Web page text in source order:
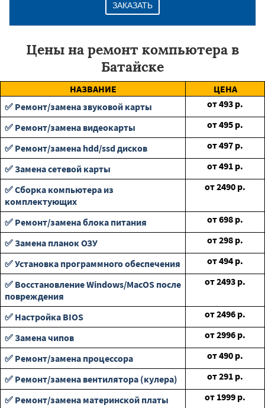
ЗАКАЗАТЬ
Цены на ремонт компьютера в
Батайске
НАЗВАНИЕ
ЦЕНА
✅ Ремонт/замена звуковой карты
от493 р.
✅ Ремонт/замена видеокарты
от495 р.
✅ Ремонт/замена hdd/ssd дисков
от497 р.
✅ Замена сетевой карты
от491 р.
✅ Сборка компьютера из
комплектующих
от2490 р.
✅ Ремонт/замена блока питания от698 р.
✅ Замена планок ОЗУ
от298 р.
✅ Установка программного обеспечения
от494 р.
✅ Восстановление Windows/MacOS после
повреждения
от2493 р.
✅ Настройка BIOS от2496 р.
✅ Замена чипов
от2996 р.
✅ Ремонт/замена процессора
от490 р.
✅ Ремонт/замена вентилятора (кулера)
от291 р.
✅ Ремонт/замена материнской платы
от 1999 р.